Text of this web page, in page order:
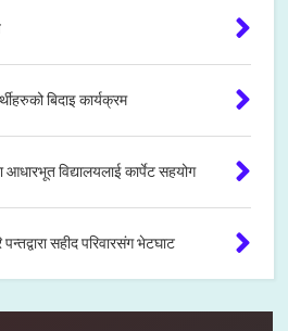
बिदाइ कार्यक्रम
विद्यालयलाई कार्पेट सहयोग
सहीद परिवारसंग भेटघाट